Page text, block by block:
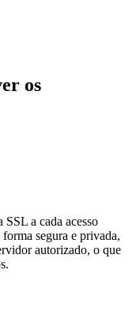
os
a cada acesso
segura e privada,
autorizado, o que